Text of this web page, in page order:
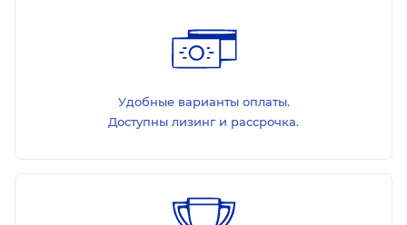
Удобные варианты оплаты.
Доступны лизинг и рассрочка.